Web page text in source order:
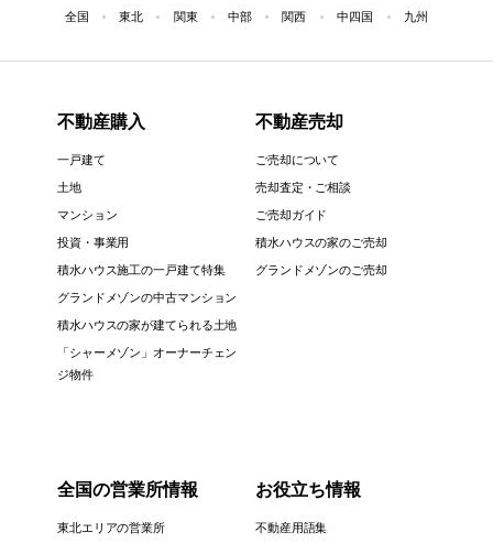
全国 東北 関東 中部 関西 中四国 九州
不動産購入
一戸建て
土地
マンション
投資・事業用
積水ハウス施工の一戸建て特集
グランドメゾンの中古マンション
積水ハウスの家が建てられる土地
「シャーメゾン」オーナーチェン
ジ物件
不動産売却
ご売却について
売却査定・ご相談
ご売却ガイド
積水ハウスの家のご売却
グランドメゾンのご売却
全国の営業所情報
東北エリアの営業所
お役立ち情報
不動産用語集